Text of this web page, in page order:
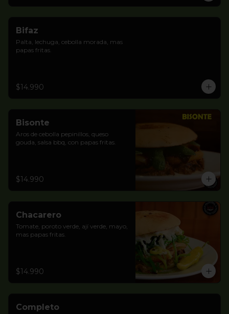
Bifaz
Palta, lechuga, cebolla morada, mas
papas fritas.
$14.990
Bisonte
Aros de cebolla pepinillos, queso
gouda, salsa bbq, con papas fritas.
$14.990
Chacarero
Tomate, poroto verde, ají verde, mayo,
mas papas fritas.
$14.990
Completo